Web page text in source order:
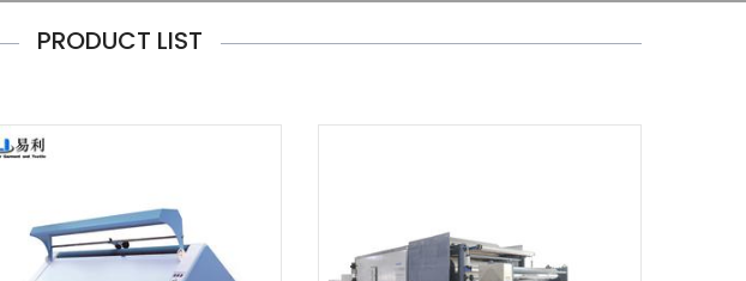
PRODUCT LIST